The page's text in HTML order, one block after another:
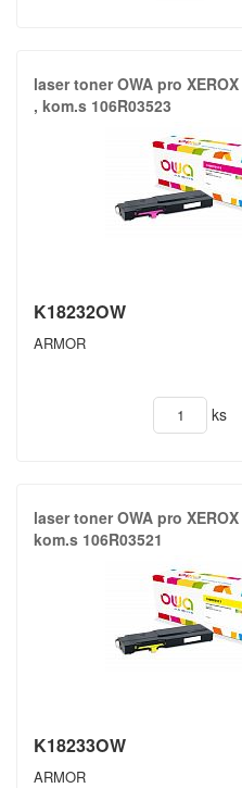
laser toner OWA pro
,​ kom.​s 106R03523
K18232OW
ARMOR
ks
laser toner OWA pro
kom.​s 106R03521
K18233OW
ARMOR